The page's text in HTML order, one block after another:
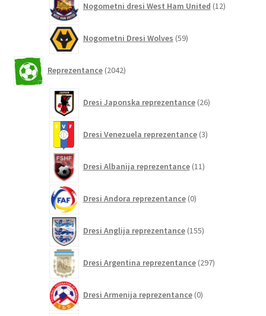
Nogometni dresi West Ham United 12izdelkov
Nogometni Dresi Wolves 59izdelkov
Reprezentance 2042izdelkov
Dresi Japonska reprezentance 26izdelkov
Dresi Venezuela reprezentance 3izdelki
Dresi Albanija reprezentance 11izdelkov
Dresi Andora reprezentance 0izdelkov
Dresi Anglija reprezentance 155izdelkov
Dresi Argentina reprezentance 297izdelkov
Dresi Armenija reprezentance 0izdelkov